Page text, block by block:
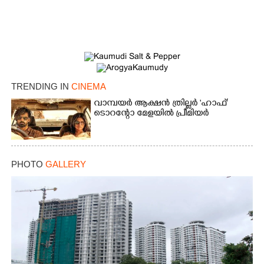
TRENDING IN CINEMA
വാമ്പയർ ആക്ഷൻ ത്രില്ലർ 'ഹാഫ്'
ടൊറന്റോ മേളയിൽ പ്രീമിയർ
PHOTO GALLERY